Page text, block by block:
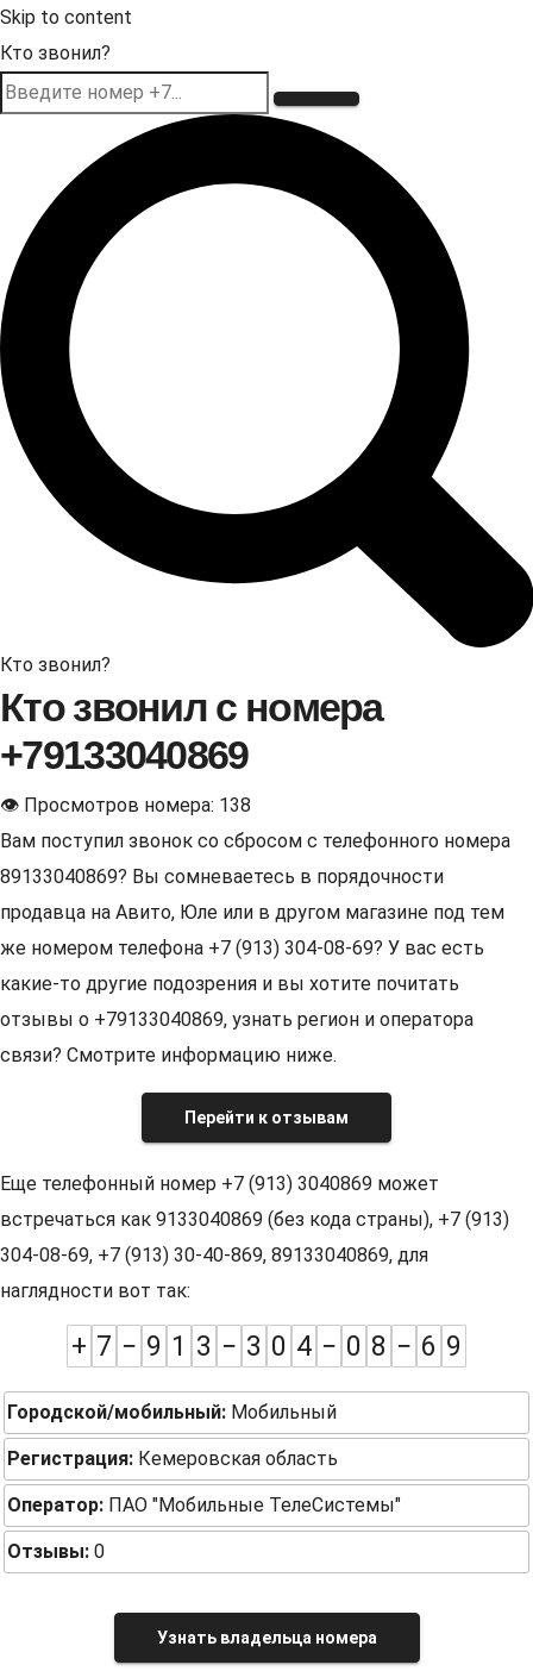
Skip to content
Кто звонил?
Кто звонил?
Кто звонил с номера
+79133040869
👁 Просмотров номера: 138
Вам поступил звонок со сбросом с телефонного номера
89133040869? Вы сомневаетесь в порядочности
продавца на Авито, Юле или в другом магазине под тем
же номером телефона +7 (913) 304-08-69? У вас есть
какие-то другие подозрения и вы хотите почитать
отзывы о +79133040869, узнать регион и оператора
связи? Смотрите информацию ниже.
Перейти к отзывам
Еще телефонный номер +7 (913) 3040869 может
встречаться как 9133040869 (без кода страны), +7 (913)
304-08-69, +7 (913) 30-40-869, 89133040869, для
наглядности вот так:
+ 7 − 9 1 3 − 3 0 4 − 0 8 − 6 9
Городской/мобильный: Мобильный
Регистрация: Кемеровская область
Оператор: ПАО "Мобильные ТелеСистемы"
Отзывы: 0
Узнать владельца номера